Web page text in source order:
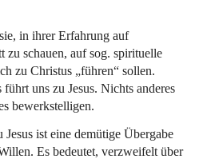
in ihrer Erfahrung auf
zu schauen, auf sog. spirituelle
zu Christus „führen“ sollen.
uns zu Jesus. Nichts anderes
bewerkstelligen.
ist eine demütige Übergabe
Es bedeutet, verzweifelt über